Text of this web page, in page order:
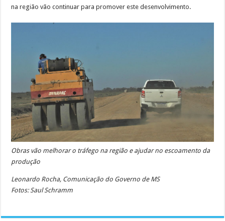
na região vão continuar para promover este desenvolvimento.
Obras vão melhorar o tráfego na região e ajudar no escoamento da
produção
Leonardo Rocha, Comunicação do Governo de MS
Fotos: Saul Schramm